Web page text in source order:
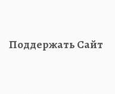
Поддержать Сайт